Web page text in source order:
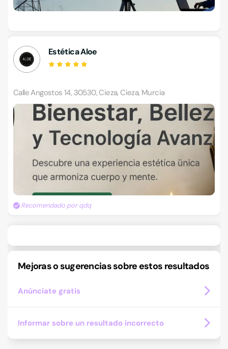
Estética Aloe
Calle Angostos 14, 30530, Cieza, Cieza, Murcia
Recomendado por qdq
Mejoras o sugerencias sobre estos resultados
Anúnciate gratis
Informar sobre un resultado incorrecto